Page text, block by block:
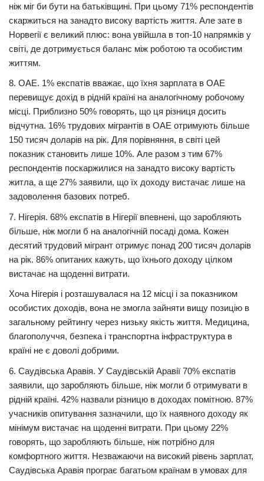
ніж міг би бути на батьківщині. При цьому 71% респондентів
скаржиться на занадто високу вартість життя. Але зате в
Норвегії є великий плюс: вона увійшла в топ-10 напрямків у
світі, де дотримується баланс між роботою та особистим
життям.
8. ОАЕ. 1% експатів вважає, що їхня зарплата в ОАЕ
перевищує дохід в рідній країні на аналогічному робочому
місці. Приблизно 50% говорять, що ця різниця досить
відчутна. 16% трудових мігрантів в ОАЕ отримують більше
150 тисяч доларів на рік. Для порівняння, в світі цей
показник становить лише 10%. Але разом з тим 67%
респондентів поскаржилися на занадто високу вартість
житла, а ще 27% заявили, що їх доходу вистачає лише на
задоволення базових потреб.
7. Нігерія. 68% експатів в Нігерії впевнені, що заробляють
більше, ніж могли б на аналогічній посаді дома. Кожен
десятий трудовий мігрант отримує понад 200 тисяч доларів
на рік. 86% опитаних кажуть, що їхнього доходу цілком
вистачає на щоденні витрати.
Хоча Нігерія і розташувалася на 12 місці і за показником
особистих доходів, вона не змогла зайняти вищу позицію в
загальному рейтингу через низьку якість життя. Медицина,
благополуччя, безпека і транспортна інфраструктура в
країні не є доволі добрими.
6. Саудівська Аравія. У Саудівській Аравії 70% експатів
заявили, що заробляють більше, ніж могли б отримувати в
рідній країні. 42% назвали різницю в доходах помітною. 87%
учасників опитування зазначили, що їх наявного доходу як
мінімум вистачає на щоденні витрати. При цьому 22%
говорять, що заробляють більше, ніж потрібно для
комфортного життя. Незважаючи на високий рівень зарплат,
Саудівська Аравія програє багатьом країнам в умовах для